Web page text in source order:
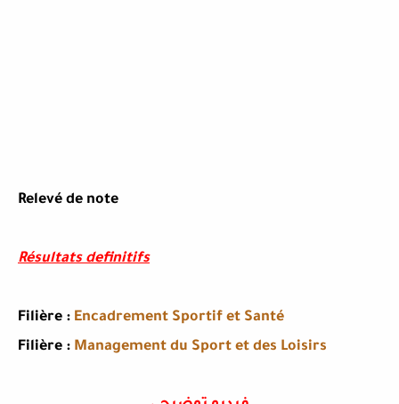
Relevé de note
Résultats definitifs
Filière : Encadrement Sportif et Santé
Filière : Management du Sport et des Loisirs